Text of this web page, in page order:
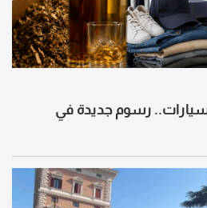
رسوم جديدة في